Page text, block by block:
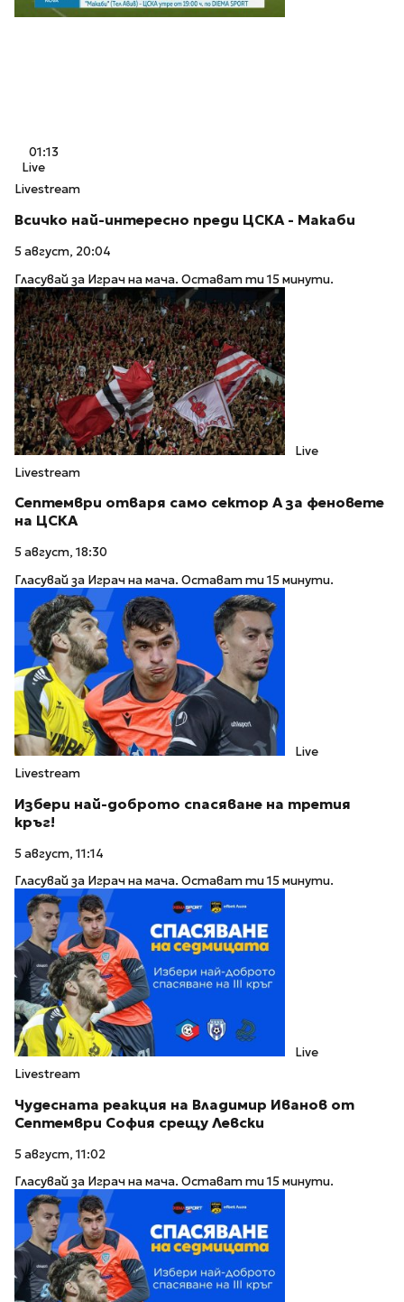
01:13
Live
Livestream
Всичко най-интересно преди ЦСКА - Макаби
5 август, 20:04
Гласувай за Играч на мача. Остават ти 15 минути.
Live
Livestream
Септември отваря само сектор А за феновете
на ЦСКА
5 август, 18:30
Гласувай за Играч на мача. Остават ти 15 минути.
Live
Livestream
Избери най-доброто спасяване на третия
кръг!
5 август, 11:14
Гласувай за Играч на мача. Остават ти 15 минути.
Live
Livestream
Чудесната реакция на Владимир Иванов от
Септември София срещу Левски
5 август, 11:02
Гласувай за Играч на мача. Остават ти 15 минути.